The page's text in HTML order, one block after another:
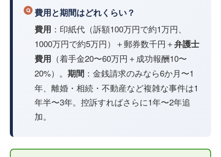
費用と期間はどれくらい？
費用 ：印紙代（訴額100万円で約1万円、
1000万円で約5万円）＋郵券数千円＋弁護士
費用 （着手金20〜60万円＋成功報酬10〜
20%）。 期間 ：金銭請求のみなら6か月〜1
年、離婚・相続・不動産など複雑な事件は1
年半〜3年。控訴すればさらに1年〜2年追
加。